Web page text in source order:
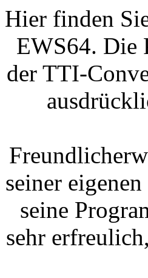
Hier finden
EWS64. Die
der TTI-
seiner
seine
sehr